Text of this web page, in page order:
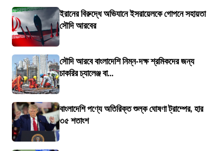
ইরানের বিরুদ্ধে অভিযানে ইসরায়েলকে গোপনে সহায়তা
সৌদি আরবের
সৌদি আরবে বাংলাদেশি নিম্ন-দক্ষ শ্রমিকদের জন্য
চাকরির চ্যালেঞ্জ বা...
বাংলাদেশি পণ্যে অতিরিক্ত শুল্ক ঘোষণা ট্রাম্পের, হার
৩৫ শতাংশ